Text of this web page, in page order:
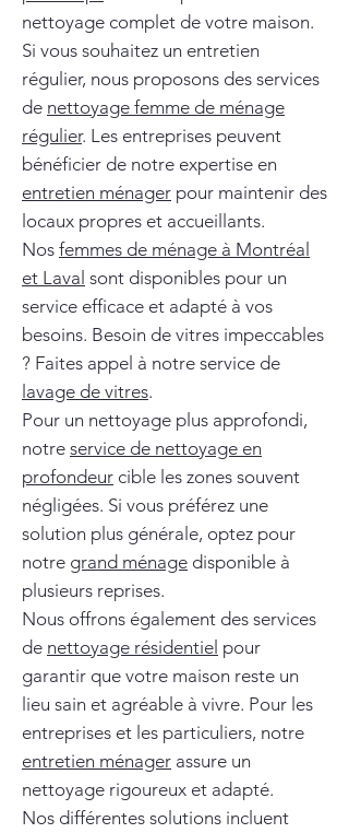
nettoyage complet de votre maison.
Si vous souhaitez un entretien
régulier, nous proposons des services
de nettoyage femme de ménage
régulier. Les entreprises peuvent
bénéficier de notre expertise en
entretien ménager pour maintenir des
locaux propres et accueillants.
Nos femmes de ménage à Montréal
et Laval sont disponibles pour un
service efficace et adapté à vos
besoins. Besoin de vitres impeccables
? Faites appel à notre service de
lavage de vitres.
Pour un nettoyage plus approfondi,
notre service de nettoyage en
profondeur cible les zones souvent
négligées. Si vous préférez une
solution plus générale, optez pour
notre grand ménage disponible à
plusieurs reprises.
Nous offrons également des services
de nettoyage résidentiel pour
garantir que votre maison reste un
lieu sain et agréable à vivre. Pour les
entreprises et les particuliers, notre
entretien ménager assure un
nettoyage rigoureux et adapté.
Nos différentes solutions incluent